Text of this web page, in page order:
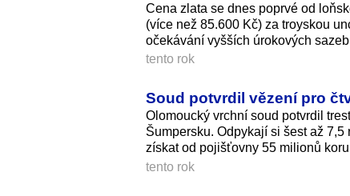
Cena zlata se dnes poprvé od
(více než 85.600 Kč) za troyskou
očekávání vyšších úrokových
tento rok
Soud potvrdil vězení pro
Olomoucký vrchní soud potvrdil
Šumpersku. Odpykají si šest až
získat od pojišťovny 55 milionů
tento rok